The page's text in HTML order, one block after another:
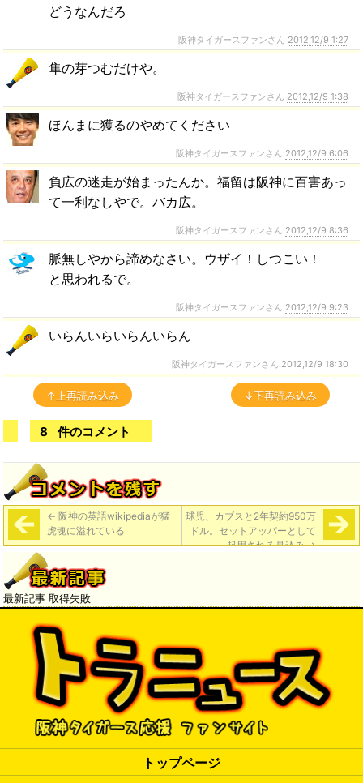
どうなんだろ
阪神タイガースファンさん 2012,12/9 1:27
隼の芽つむだけや。
阪神タイガースファンさん 2012,12/9 1:38
ほんまに獲るのやめてください
阪神タイガースファンさん 2012,12/9 6:06
負広の迷走が始まったんか。福留は阪神に百害あっ
て一利なしやで。バカ広。
阪神タイガースファンさん 2012,12/9 8:36
脈無しやから諦めなさい。ウザイ！しつこい！
と思われるで。
阪神タイガースファンさん 2012,12/9 9:23
いらんいらいらんいらん
阪神タイガースファンさん 2012,12/9 18:30
↑上再読み込み ↓下再読み込み
8 件のコメント
← 阪神の英語wikipediaが猛
虎魂に溢れている
球児、カブスと2年契約950万
ドル。セットアッパーとして
起用される見込み→
最新記事 取得失敗
トップページ